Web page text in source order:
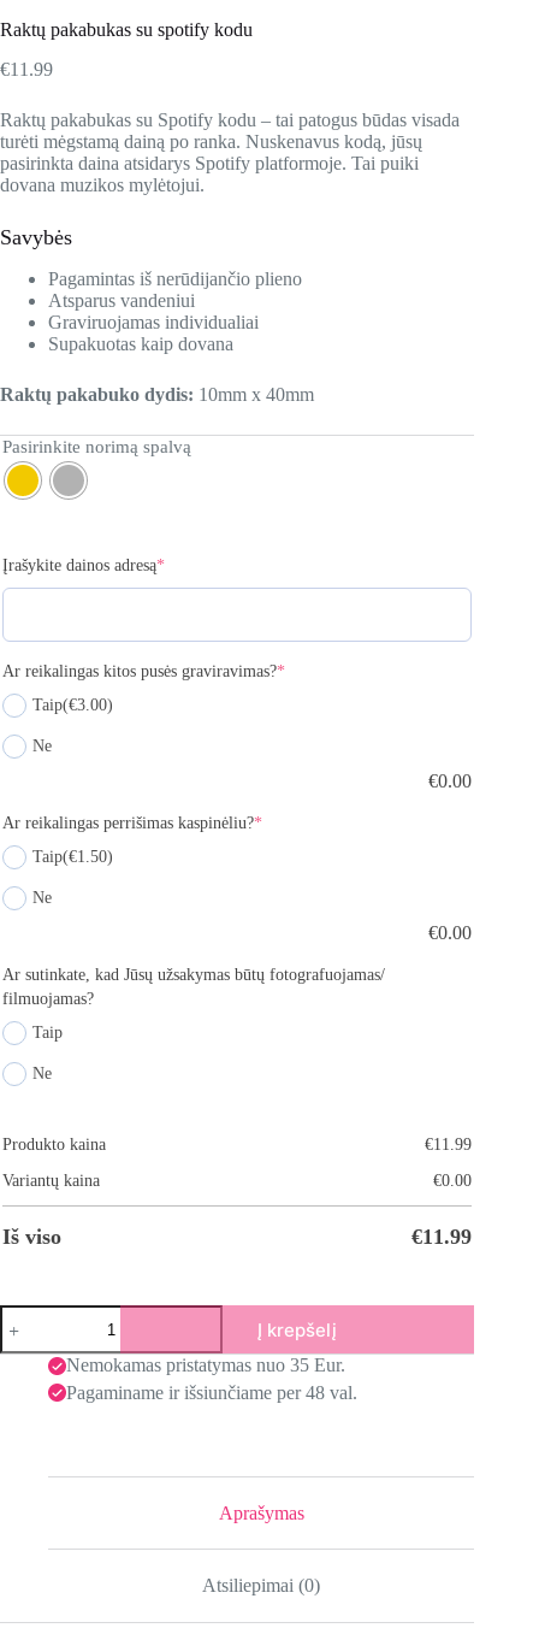
Raktų pakabukas su spotify kodu
€11.99
Raktų pakabukas su Spotify kodu – tai patogus būdas visada
turėti mėgstamą dainą po ranka. Nuskenavus kodą, jūsų
pasirinkta daina atsidarys Spotify platformoje. Tai puiki
dovana muzikos mylėtojui.
Savybės
Pagamintas iš nerūdijančio plieno
Atsparus vandeniui
Graviruojamas individualiai
Supakuotas kaip dovana
Raktų pakabuko dydis: 10mm x 40mm
Pasirinkite norimą spalvą
Įrašykite dainos adresą*
Ar reikalingas kitos pusės graviravimas?*
Taip(€3.00)
Ne
€0.00
Ar reikalingas perrišimas kaspinėliu?*
Taip(€1.50)
Ne
€0.00
Ar sutinkate, kad Jūsų užsakymas būtų fotografuojamas/
filmuojamas?
Taip
Ne
Produkto kaina €11.99
Variantų kaina
€0.00
Iš viso €11.99
Į krepšelį
Nemokamas pristatymas nuo 35 Eur.
Pagaminame ir išsiunčiame per 48 val.
Aprašymas
Atsiliepimai (0)